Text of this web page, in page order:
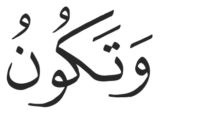
وتكون الجبال كالعهن المنفوش ٥
وَتَكُونُ ٱلْجِبَالُ كَٱلْعِهْنِ ٱلْمَنفُوشِ ٥
ﱴ